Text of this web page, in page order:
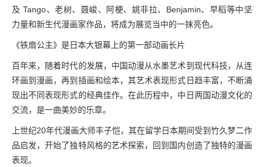
及 Tango、老树、聂峻、阿梗、姚非拉、Benjamin、早稻等中坚
力量和新生代漫画家作品，将成为展览当中的一抹亮色。
《铁扇公主》是日本大银幕上的第一部动画长片
百年来，随着时代的发展，中国动漫从水墨艺术到现代科技，从连
环画到漫画，再到插画和绘本，其艺术表现形式日趋丰富，不断涌
现出不同表现形式的经典佳作。在此历程中，中日两国动漫文化的
交流，是一曲美妙的乐章。
上世纪20年代漫画大师丰子恺，其在留学日本期间受到竹久梦二作
品启发，开始了独特风格的艺术探索，回到国内创造了独特的漫画
表现。